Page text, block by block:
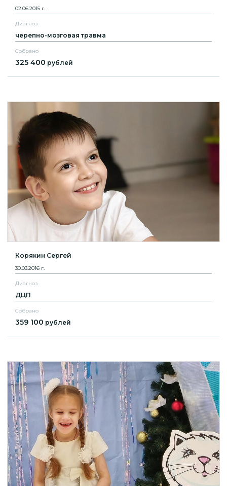
02.06.2015 г.
Диагноз
черепно-мозговая травма
Собрано
325 400 рублей
Корякин Сергей
30.03.2016 г.
Диагноз
ДЦП
Собрано
359 100 рублей